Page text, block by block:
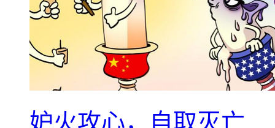
妒火攻心，自取灭亡